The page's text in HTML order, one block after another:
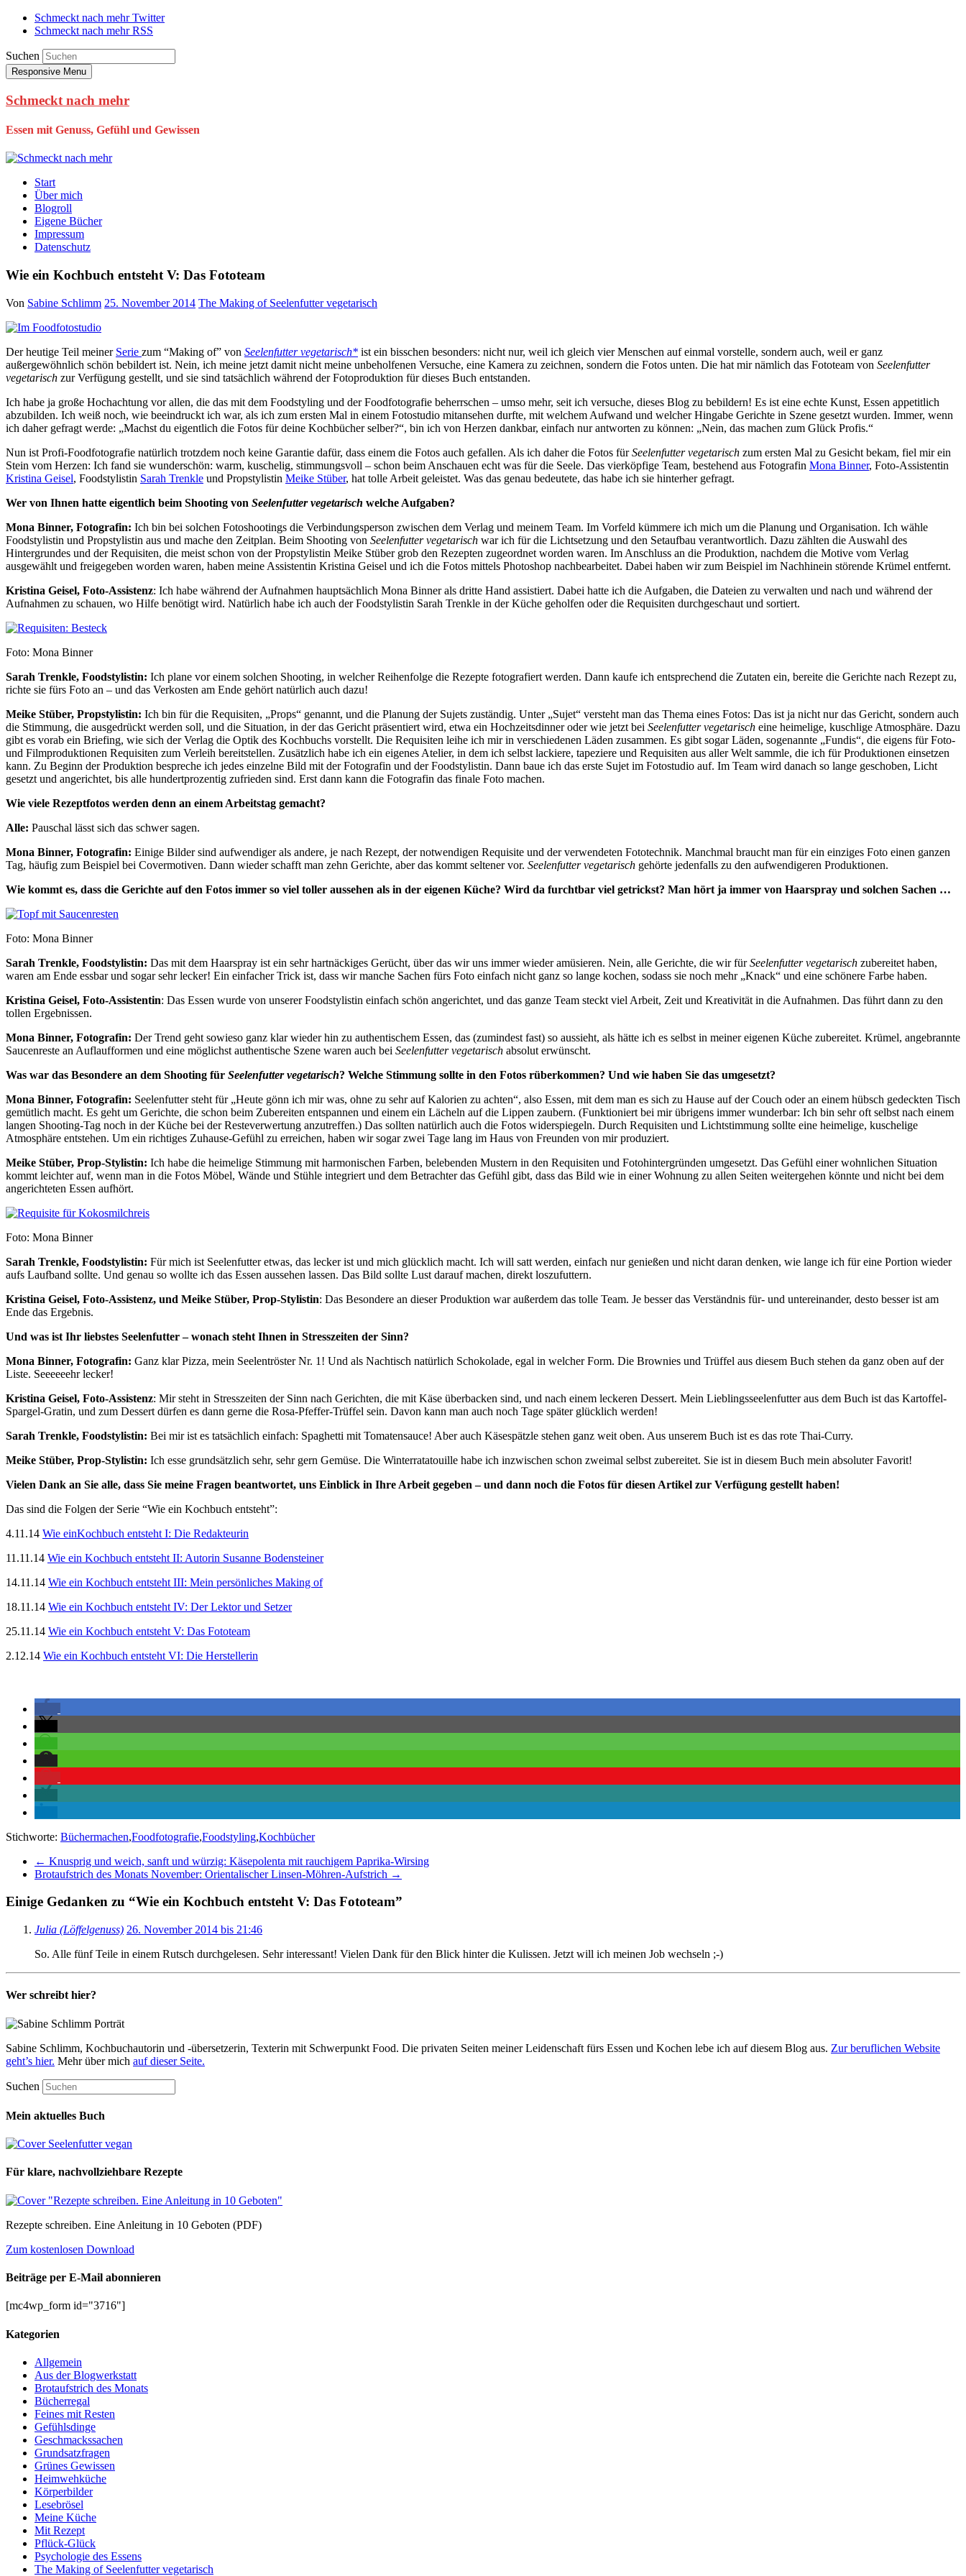
Schmeckt nach mehr Twitter
Schmeckt nach mehr RSS
Suchen
Responsive Menu
Schmeckt nach mehr
Essen mit Genuss, Gefühl und Gewissen
Start
Über mich
Blogroll
Eigene Bücher
Impressum
Datenschutz
Wie ein Kochbuch entsteht V: Das Fototeam
Von Sabine Schlimm 25. November 2014 The Making of Seelenfutter vegetarisch
Der heutige Teil meiner Serie zum “Making of” von Seelenfutter vegetarisch* ist ein bisschen besonders: nicht nur, weil ich gleich vier Menschen auf einmal vorstelle, sondern auch, weil er ganz
außergewöhnlich schön bebildert ist. Nein, ich meine jetzt damit nicht meine unbeholfenen Versuche, eine Kamera zu zeichnen, sondern die Fotos unten. Die hat mir nämlich das Fototeam von Seelenfutter
vegetarisch zur Verfügung gestellt, und sie sind tatsächlich während der Fotoproduktion für dieses Buch entstanden.
Ich habe ja große Hochachtung vor allen, die das mit dem Foodstyling und der Foodfotografie beherrschen – umso mehr, seit ich versuche, dieses Blog zu bebildern! Es ist eine echte Kunst, Essen appetitlich
abzubilden. Ich weiß noch, wie beeindruckt ich war, als ich zum ersten Mal in einem Fotostudio mitansehen durfte, mit welchem Aufwand und welcher Hingabe Gerichte in Szene gesetzt wurden. Immer, wenn
ich daher gefragt werde: „Machst du eigentlich die Fotos für deine Kochbücher selber?“, bin ich von Herzen dankbar, einfach nur antworten zu können: „Nein, das machen zum Glück Profis.“
Nun ist Profi-Foodfotografie natürlich trotzdem noch keine Garantie dafür, dass einem die Fotos auch gefallen. Als ich daher die Fotos fürSeelenfutter vegetarisch zum ersten Mal zu Gesicht bekam, fiel mir ein
Stein vom Herzen: Ich fand sie wunderschön: warm, kuschelig, stimmungsvoll – schon beim Anschauen echt was für die Seele. Das vierköpfige Team, bestehend aus Fotografin Mona Binner, Foto-Assistentin
Kristina Geisel, Foodstylistin Sarah Trenkle und Propstylistin Meike Stüber, hat tolle Arbeit geleistet. Was das genau bedeutete, das habe ich sie hinterher gefragt.
Wer von Ihnen hatte eigentlich beim Shooting von Seelenfutter vegetarisch welche Aufgaben?
Mona Binner, Fotografin: Ich bin bei solchen Fotoshootings die Verbindungsperson zwischen dem Verlag und meinem Team. Im Vorfeld kümmere ich mich um die Planung und Organisation. Ich wähle
Foodstylistin und Propstylistin aus und mache den Zeitplan. Beim Shooting von Seelenfutter vegetarisch war ich für die Lichtsetzung und den Setaufbau verantwortlich. Dazu zählten die Auswahl des
Hintergrundes und der Requisiten, die meist schon von der Propstylistin Meike Stüber grob den Rezepten zugeordnet worden waren. Im Anschluss an die Produktion, nachdem die Motive vom Verlag
ausgewählt und freigegeben worden waren, haben meine Assistentin Kristina Geisel und ich die Fotos mittels Photoshop nachbearbeitet. Dabei haben wir zum Beispiel im Nachhinein störende Krümel entfernt.
Kristina Geisel, Foto-Assistenz: Ich habe während der Aufnahmen hauptsächlich Mona Binner als dritte Hand assistiert. Dabei hatte ich die Aufgaben, die Dateien zu verwalten und nach und während der
Aufnahmen zu schauen, wo Hilfe benötigt wird. Natürlich habe ich auch der Foodstylistin Sarah Trenkle in der Küche geholfen oder die Requisiten durchgeschaut und sortiert.
Foto: Mona Binner
Sarah Trenkle, Foodstylistin: Ich plane vor einem solchen Shooting, in welcher Reihenfolge die Rezepte fotografiert werden. Dann kaufe ich entsprechend die Zutaten ein, bereite die Gerichte nach Rezept zu,
richte sie fürs Foto an – und das Verkosten am Ende gehört natürlich auch dazu!
Meike Stüber, Propstylistin: Ich bin für die Requisiten, „Props“ genannt, und die Planung der Sujets zuständig. Unter „Sujet“ versteht man das Thema eines Fotos: Das ist ja nicht nur das Gericht, sondern auch
die Stimmung, die ausgedrückt werden soll, und die Situation, in der das Gericht präsentiert wird, etwa ein Hochzeitsdinner oder wie jetzt bei Seelenfutter vegetarisch eine heimelige, kuschlige Atmosphäre. Dazu
gibt es vorab ein Briefing, wie sich der Verlag die Optik des Kochbuchs vorstellt. Die Requisiten leihe ich mir in verschiedenen Läden zusammen. Es gibt sogar Läden, sogenannte „Fundis“, die eigens für Foto-
und Filmproduktionen Requisiten zum Verleih bereitstellen. Zusätzlich habe ich ein eigenes Atelier, in dem ich selbst lackiere, tapeziere und Requisiten aus aller Welt sammle, die ich für Produktionen einsetzen
kann. Zu Beginn der Produktion bespreche ich jedes einzelne Bild mit der Fotografin und der Foodstylistin. Dann baue ich das erste Sujet im Fotostudio auf. Im Team wird danach so lange geschoben, Licht
gesetzt und angerichtet, bis alle hundertprozentig zufrieden sind. Erst dann kann die Fotografin das finale Foto machen.
Wie viele Rezeptfotos werden denn an einem Arbeitstag gemacht?
Alle: Pauschal lässt sich das schwer sagen.
Mona Binner, Fotografin: Einige Bilder sind aufwendiger als andere, je nach Rezept, der notwendigen Requisite und der verwendeten Fototechnik. Manchmal braucht man für ein einziges Foto einen ganzen
Tag, häufig zum Beispiel bei Covermotiven. Dann wieder schafft man zehn Gerichte, aber das kommt seltener vor. Seelenfutter vegetarisch gehörte jedenfalls zu den aufwendigeren Produktionen.
Wie kommt es, dass die Gerichte auf den Fotos immer so viel toller aussehen als in der eigenen Küche? Wird da furchtbar viel getrickst? Man hört ja immer von Haarspray und solchen Sachen …
Foto: Mona Binner
Sarah Trenkle, Foodstylistin: Das mit dem Haarspray ist ein sehr hartnäckiges Gerücht, über das wir uns immer wieder amüsieren. Nein, alle Gerichte, die wir fürSeelenfutter vegetarisch zubereitet haben,
waren am Ende essbar und sogar sehr lecker! Ein einfacher Trick ist, dass wir manche Sachen fürs Foto einfach nicht ganz so lange kochen, sodass sie noch mehr „Knack“ und eine schönere Farbe haben.
Kristina Geisel, Foto-Assistentin: Das Essen wurde von unserer Foodstylistin einfach schön angerichtet, und das ganze Team steckt viel Arbeit, Zeit und Kreativität in die Aufnahmen. Das führt dann zu den
tollen Ergebnissen.
Mona Binner, Fotografin: Der Trend geht sowieso ganz klar wieder hin zu authentischem Essen, das (zumindest fast) so aussieht, als hätte ich es selbst in meiner eigenen Küche zubereitet. Krümel, angebrannte
Saucenreste an Auflaufformen und eine möglichst authentische Szene waren auch bei Seelenfutter vegetarisch absolut erwünscht.
Was war das Besondere an dem Shooting für Seelenfutter vegetarisch? Welche Stimmung sollte in den Fotos rüberkommen? Und wie haben Sie das umgesetzt?
Mona Binner, Fotografin: Seelenfutter steht für „Heute gönn ich mir was, ohne zu sehr auf Kalorien zu achten“, also Essen, mit dem man es sich zu Hause auf der Couch oder an einem hübsch gedeckten Tisch
gemütlich macht. Es geht um Gerichte, die schon beim Zubereiten entspannen und einem ein Lächeln auf die Lippen zaubern. (Funktioniert bei mir übrigens immer wunderbar: Ich bin sehr oft selbst nach einem
langen Shooting-Tag noch in der Küche bei der Resteverwertung anzutreffen.) Das sollten natürlich auch die Fotos widerspiegeln. Durch Requisiten und Lichtstimmung sollte eine heimelige, kuschelige
Atmosphäre entstehen. Um ein richtiges Zuhause-Gefühl zu erreichen, haben wir sogar zwei Tage lang im Haus von Freunden von mir produziert.
Meike Stüber, Prop-Stylistin: Ich habe die heimelige Stimmung mit harmonischen Farben, belebenden Mustern in den Requisiten und Fotohintergründen umgesetzt. Das Gefühl einer wohnlichen Situation
kommt leichter auf, wenn man in die Fotos Möbel, Wände und Stühle integriert und dem Betrachter das Gefühl gibt, dass das Bild wie in einer Wohnung zu allen Seiten weitergehen könnte und nicht bei dem
angerichteten Essen aufhört.
Foto: Mona Binner
Sarah Trenkle, Foodstylistin: Für mich ist Seelenfutter etwas, das lecker ist und mich glücklich macht. Ich will satt werden, einfach nur genießen und nicht daran denken, wie lange ich für eine Portion wieder
aufs Laufband sollte. Und genau so wollte ich das Essen aussehen lassen. Das Bild sollte Lust darauf machen, direkt loszufuttern.
Kristina Geisel, Foto-Assistenz, und Meike Stüber, Prop-Stylistin: Das Besondere an dieser Produktion war außerdem das tolle Team. Je besser das Verständnis für- und untereinander, desto besser ist am
Ende das Ergebnis.
Und was ist Ihr liebstes Seelenfutter – wonach steht Ihnen in Stresszeiten der Sinn?
Mona Binner, Fotografin: Ganz klar Pizza, mein Seelentröster Nr. 1! Und als Nachtisch natürlich Schokolade, egal in welcher Form. Die Brownies und Trüffel aus diesem Buch stehen da ganz oben auf der
Liste. Seeeeeehr lecker!
Kristina Geisel, Foto-Assistenz: Mir steht in Stresszeiten der Sinn nach Gerichten, die mit Käse überbacken sind, und nach einem leckeren Dessert. Mein Lieblingsseelenfutter aus dem Buch ist das Kartoffel-
Spargel-Gratin, und zum Dessert dürfen es dann gerne die Rosa-Pfeffer-Trüffel sein. Davon kann man auch noch Tage später glücklich werden!
Sarah Trenkle, Foodstylistin: Bei mir ist es tatsächlich einfach: Spaghetti mit Tomatensauce! Aber auch Käsespätzle stehen ganz weit oben. Aus unserem Buch ist es das rote Thai-Curry.
Meike Stüber, Prop-Stylistin: Ich esse grundsätzlich sehr, sehr gern Gemüse. Die Winterratatouille habe ich inzwischen schon zweimal selbst zubereitet. Sie ist in diesem Buch mein absoluter Favorit!
Vielen Dank an Sie alle, dass Sie meine Fragen beantwortet, uns Einblick in Ihre Arbeit gegeben – und dann noch die Fotos für diesen Artikel zur Verfügung gestellt haben!
Das sind die Folgen der Serie “Wie ein Kochbuch entsteht”:
4.11.14 Wie einKochbuch entsteht I: Die Redakteurin
11.11.14 Wie ein Kochbuch entsteht II: Autorin Susanne Bodensteiner
14.11.14 Wie ein Kochbuch entsteht III: Mein persönliches Making of
18.11.14 Wie ein Kochbuch entsteht IV: Der Lektor und Setzer
25.11.14 Wie ein Kochbuch entsteht V: Das Fototeam
2.12.14 Wie ein Kochbuch entsteht VI: Die Herstellerin
Stichworte: Büchermachen,Foodfotografie,Foodstyling,Kochbücher
← Knusprig und weich, sanft und würzig: Käsepolenta mit rauchigem Paprika-Wirsing
Brotaufstrich des Monats November: Orientalischer Linsen-Möhren-Aufstrich →
Einige Gedanken zu “Wie ein Kochbuch entsteht V: Das Fototeam”
Julia (Löffelgenuss) 26. November 2014 bis 21:46
So. Alle fünf Teile in einem Rutsch durchgelesen. Sehr interessant! Vielen Dank für den Blick hinter die Kulissen. Jetzt will ich meinen Job wechseln ;-)
Wer schreibt hier?
Sabine Schlimm, Kochbuchautorin und -übersetzerin, Texterin mit Schwerpunkt Food. Die privaten Seiten meiner Leidenschaft fürs Essen und Kochen lebe ich auf diesem Blog aus. Zur beruflichen Website
geht’s hier. Mehr über mich auf dieser Seite.
Suchen
Mein aktuelles Buch
Für klare, nachvollziehbare Rezepte
Rezepte schreiben. Eine Anleitung in 10 Geboten (PDF)
Zum kostenlosen Download
Beiträge per E-Mail abonnieren
[mc4wp_form id="3716"]
Kategorien
Allgemein
Aus der Blogwerkstatt
Brotaufstrich des Monats
Bücherregal
Feines mit Resten
Gefühlsdinge
Geschmackssachen
Grundsatzfragen
Grünes Gewissen
Heimwehküche
Körperbilder
Lesebrösel
Meine Küche
Mit Rezept
Pflück-Glück
Psychologie des Essens
The Making of Seelenfutter vegetarisch